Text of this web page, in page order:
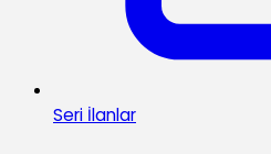
Seri İlanlar